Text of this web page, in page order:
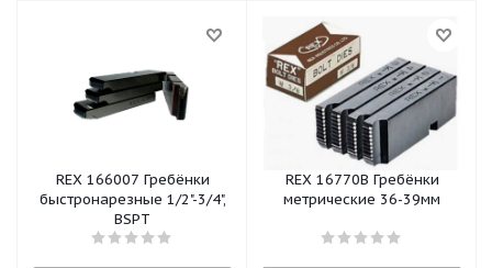
REX 166007 Гребёнки
быстронарезные 1/2"-3/4",
BSPT
REX 16770B Гребёнки
метрические 36-39мм